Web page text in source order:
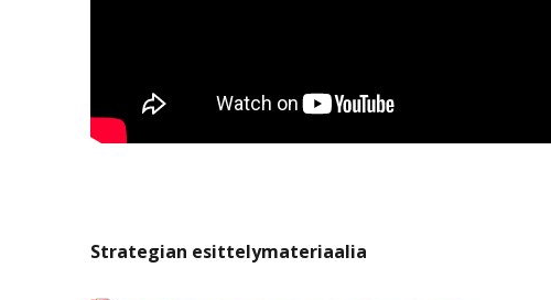
Strategian esittelymateriaalia